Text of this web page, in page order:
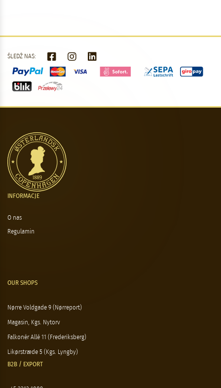
ŚLEDŹ NAS:
INFORMACJE
O nas
Regulamin
OUR SHOPS
Nørre Voldgade 9 (Nørreport)
Magasin, Kgs. Nytorv
Falkonér Allé 11 (Frederiksberg)
Likørstræde 5 (Kgs. Lyngby)
B2B / EXPORT